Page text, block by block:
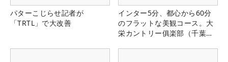
パターこじらせ記者が
「TRTL」で大改善
インター5分、都心から60分
のフラットな美観コース。大
栄カントリー俱楽部（千葉